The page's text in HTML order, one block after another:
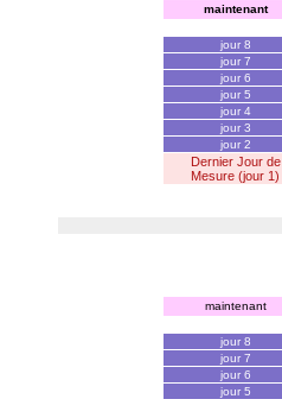
maintenant
jour 8
jour 7
jour 6
jour 5
jour 4
jour 3
jour 2
Dernier Jour de
Mesure (jour 1)
maintenant
jour 8
jour 7
jour 6
jour 5